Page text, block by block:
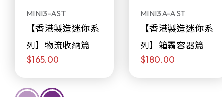
MINI3-AST
【香港製造迷你系
列】物流收納篇
$165.00
MINI3A-AST
【香港製造迷你系
列】箱霸容器篇
$180.00